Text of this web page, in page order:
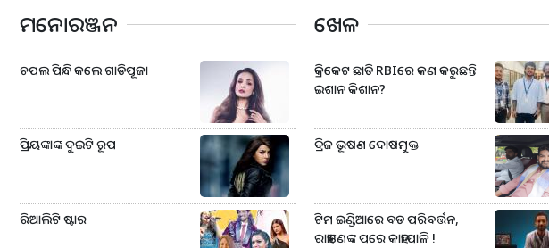
ମନୋରଞ୍ଜନ
ଚପଲ ପିନ୍ଧି କଲେ ଗାଡିପୂଜା
ପ୍ରିୟଙ୍କାଙ୍କ ଦୁଇଟି ରୂପ
ରିଆଲିଟି ଷ୍ଟାର
ଖେଳ
କ୍ରିକେଟ ଛାଡି RBIରେ କଣ କରୁଛନ୍ତି
ଇଶାନ କିଶାନ?
ବ୍ରିଜ ଭୂଷଣ ଦୋଷମୁକ୍ତ
ଟିମ ଇଣ୍ଡିଆରେ ବଡ ପରିବର୍ତ୍ତନ,
ରାହାଣେଙ୍କ ପରେ କାହା ପାଳି !